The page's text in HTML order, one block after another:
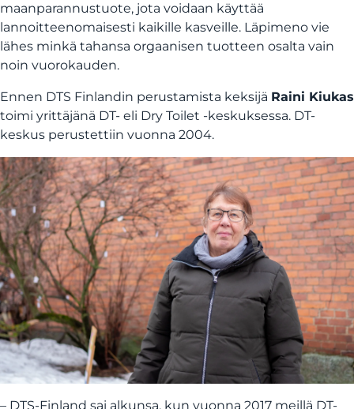
maanparannustuote, jota voidaan käyttää
lannoitteenomaisesti kaikille kasveille. Läpimeno vie
lähes minkä tahansa orgaanisen tuotteen osalta vain
noin vuorokauden.
Ennen DTS Finlandin perustamista keksijä Raini Kiukas
toimi yrittäjänä DT- eli Dry Toilet -keskuksessa. DT-
keskus perustettiin vuonna 2004.
– DTS-Finland sai alkunsa, kun vuonna 2017 meillä DT-